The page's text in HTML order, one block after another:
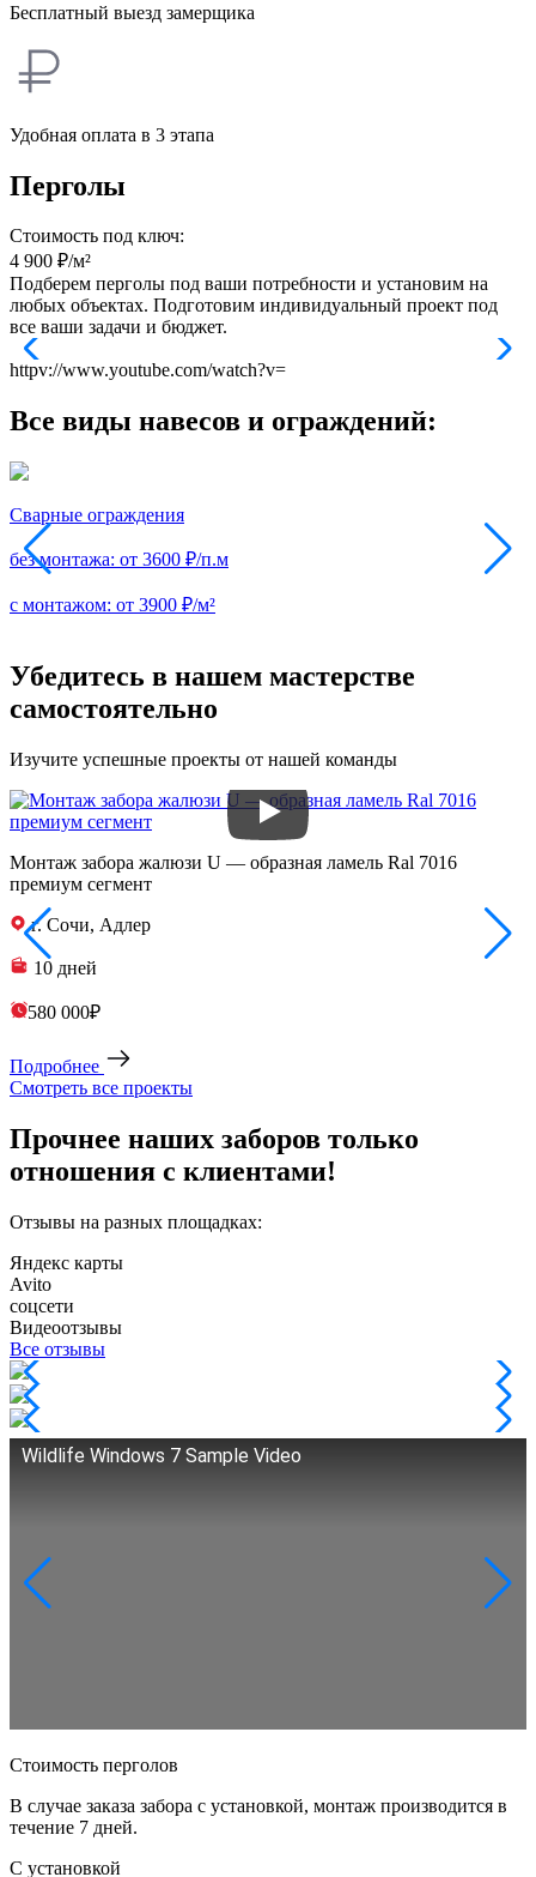
Бесплатный выезд замерщика
Удобная оплата в 3 этапа
Перголы
Стоимость под ключ:
4 900 ₽/м²
Подберем перголы под ваши потребности и установим на
любых объектах. Подготовим индивидуальный проект под
все ваши задачи и бюджет.
httpv://www.youtube.com/watch?v=
Все виды навесов и ограждений:
Сварные ограждения
без монтажа: от 3600 ₽/п.м
с монтажом: от 3900 ₽/м²
Убедитесь в нашем мастерстве
самостоятельно
Изучите успешные проекты от нашей команды
Монтаж забора жалюзи U — образная ламель Ral 7016
премиум сегмент
г. Сочи, Адлер
10 дней
580 000₽
Подробнее
Смотреть все проекты
Прочнее наших заборов только
отношения с клиентами!
Отзывы на разных площадках:
Яндекс карты
Avito
соцсети
Видеоотзывы
Все отзывы
Wildlife Windows 7 Sample Video
Стоимость перголов
В случае заказа забора с установкой, монтаж производится в
течение 7 дней.
С установкой